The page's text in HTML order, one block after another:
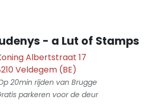
- a Lut of Stamps
Albertstraat 17
Veldegem (BE)
20min rijden van Brugge
parkeren voor de deur